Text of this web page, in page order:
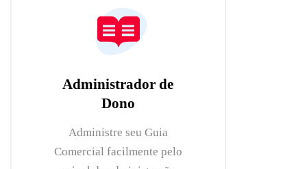
Administrador de
Dono
Administre seu Guia
Comercial facilmente pelo